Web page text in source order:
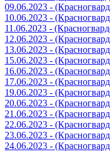
09.06.2023 -
10.06.2023 -
11.06.2023 -
12.06.2023 -
13.06.2023 -
15.06.2023 -
16.06.2023 -
17.06.2023 -
19.06.2023 -
20.06.2023 -
21.06.2023 -
22.06.2023 -
23.06.2023 -
24.06.2023 -